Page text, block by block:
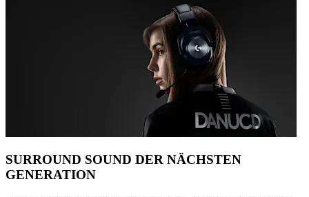
SURROUND SOUND DER NÄCHSTEN
GENERATION